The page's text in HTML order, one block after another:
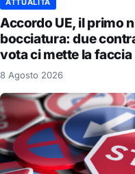
ATTUALITÀ
Accordo UE, il primo
bocciatura: due
vota ci mette la faccia
8 Agosto 2026